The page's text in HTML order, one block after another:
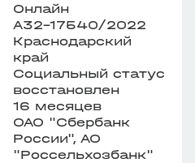
Онлайн
А32-17540/2022
Краснодарский
край
Социальный статус
восстановлен
16 месяцев
ОАО "Сбербанк
России", АО
"Россельхозбанк"